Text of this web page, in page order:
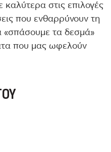
στις επιλογές
που ενθαρρύνουν τη
«σπάσουμε τα δεσμά»
που μας ωφελούν